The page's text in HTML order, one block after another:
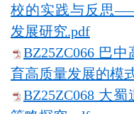
校的实践与反思
发展研究.pdf
BZ25ZC066 巴
育高质量发展的模
BZ25ZC068 大